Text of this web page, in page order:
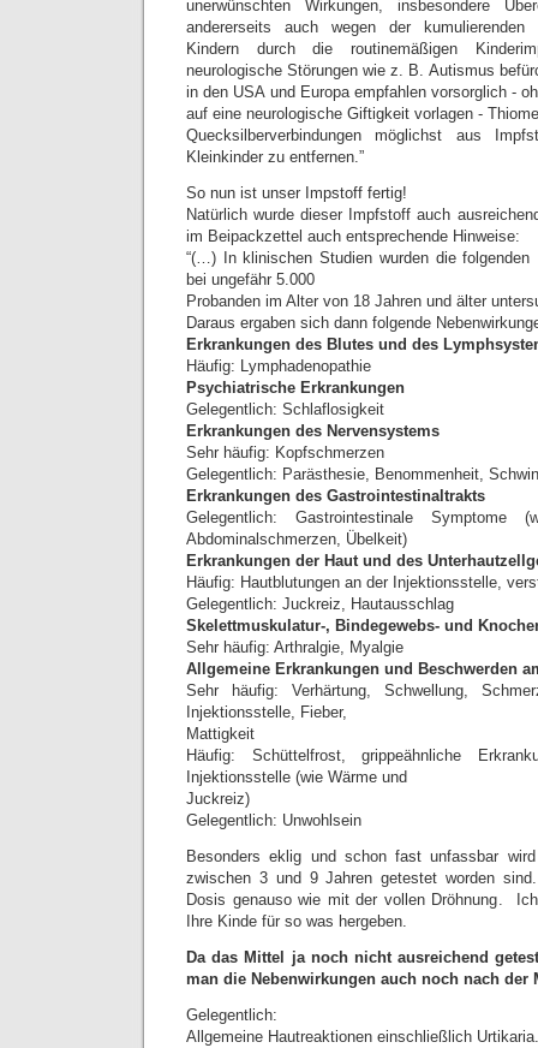
unerwünschten Wirkungen, insbesondere
andererseits auch wegen der kumulierenden
Kindern durch die routinemäßigen
neurologische Störungen wie z. B. Autismus
in den USA und Europa empfahlen vorsorglich -
auf eine neurologische Giftigkeit vorlagen -
Quecksilberverbindungen möglichst aus
Kleinkinder zu entfernen.”
So nun ist unser Impstoff fertig!
Natürlich wurde dieser Impfstoff auch
im Beipackzettel auch entsprechende Hinweise:
“(…) In klinischen Studien wurden die folgenden
bei ungefähr 5.000
Probanden im Alter von 18 Jahren und älter
Daraus ergaben sich dann folgende
Erkrankungen des Blutes und des
Häufig: Lymphadenopathie
Psychiatrische Erkrankungen
Gelegentlich: Schlaflosigkeit
Erkrankungen des Nervensystems
Sehr häufig: Kopfschmerzen
Gelegentlich: Parästhesie, Benommenheit,
Erkrankungen des Gastrointestinaltrakts
Gelegentlich: Gastrointestinale Symptome
Abdominalschmerzen, Übelkeit)
Erkrankungen der Haut und des
Häufig: Hautblutungen an der Injektionsstelle,
Gelegentlich: Juckreiz, Hautausschlag
Skelettmuskulatur-, Bindegewebs- und
Sehr häufig: Arthralgie, Myalgie
Allgemeine Erkrankungen und Beschwerden
Sehr häufig: Verhärtung, Schwellung,
Injektionsstelle, Fieber,
Mattigkeit
Häufig: Schüttelfrost, grippeähnliche
Injektionsstelle (wie Wärme und
Juckreiz)
Gelegentlich: Unwohlsein
Besonders eklig und schon fast unfassbar
zwischen 3 und 9 Jahren getestet worden
Dosis genauso wie mit der vollen Dröhnung.
Ihre Kinde für so was hergeben.
Da das Mittel ja noch nicht ausreichend
man die Nebenwirkungen auch noch nach der
Gelegentlich:
Allgemeine Hautreaktionen einschließlich Urtikaria.